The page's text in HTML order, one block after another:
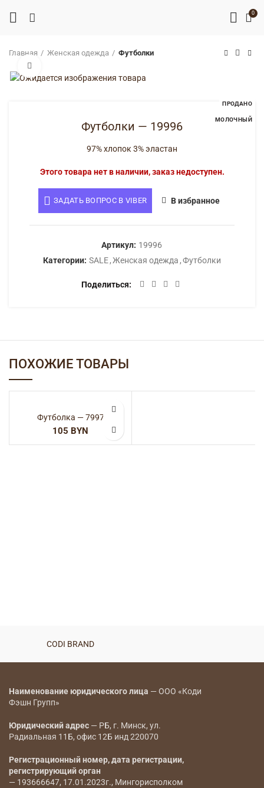
0
Главная Женская одежда Футболки
ПРОДАНО
МОЛОЧНЫЙ
Футболки — 19996
97% хлопок 3% эластан
Этого товара нет в наличии, заказ недоступен.
ЗАДАТЬ ВОПРОС В VIBER В избранное
Артикул: 19996
Категории: SALE ,Женская одежда ,Футболки
Поделиться
ПОХОЖИЕ ТОВАРЫ
Футболка — 7997
BYN
CODI BRAND
Наименование юридического лица — ООО «Коди
Фэшн Групп»
Юридический адрес — РБ, г. Минск, ул.
Радиальная 11Б, офис 12Б инд 220070
Регистрационный номер, дата регистрации,
регистрирующий орган
— 193666647, 17.01.2023г., Мингорисполком